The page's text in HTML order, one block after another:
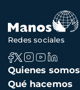
Navegación
principal
Quienes somos
Qué hacemos
Redes sociales